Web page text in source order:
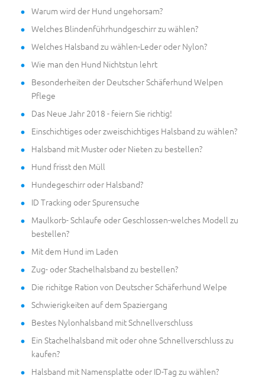
Warum wird der Hund ungehorsam?
Welches Blindenführhundgeschirr zu wählen?
Welches Halsband zu wählen-Leder oder Nylon?
Wie man den Hund Nichtstun lehrt
Besonderheiten der Deutscher Schäferhund Welpen
Pflege
Das Neue Jahr 2018 - feiern Sie richtig!
Einschichtiges oder zweischichtiges Halsband zu wählen?
Halsband mit Muster oder Nieten zu bestellen?
Hund frisst den Müll
Hundegeschirr oder Halsband?
ID Tracking oder Spurensuche
Maulkorb- Schlaufe oder Geschlossen-welches Modell zu
bestellen?
Mit dem Hund im Laden
Zug- oder Stachelhalsband zu bestellen?
Die richitge Ration von Deutscher Schäferhund Welpe
Schwierigkeiten auf dem Spaziergang
Bestes Nylonhalsband mit Schnellverschluss
Ein Stachelhalsband mit oder ohne Schnellverschluss zu
kaufen?
Halsband mit Namensplatte oder ID-Tag zu wählen?